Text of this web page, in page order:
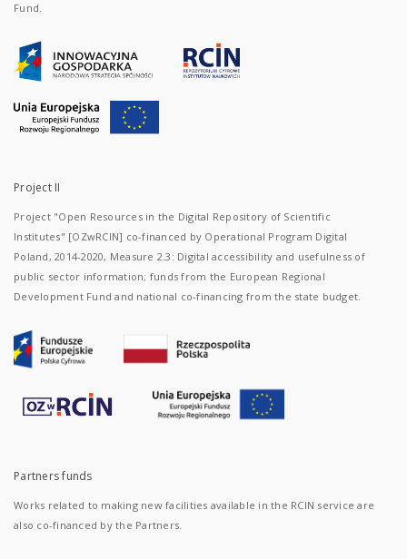
Fund.
Project II
Project "Open Resources in the Digital Repository of Scientific
Institutes" [OZwRCIN] co-financed by Operational Program Digital
Poland, 2014-2020, Measure 2.3: Digital accessibility and usefulness of
public sector information; funds from the European Regional
Development Fund and national co-financing from the state budget.
Partners funds
Works related to making new facilities available in the RCIN service are
also co-financed by the Partners.